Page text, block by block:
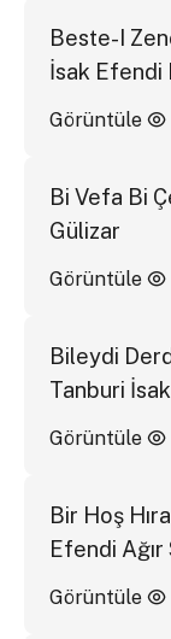
Beste-I
İsak Efendi
Görüntüle
Bi Vefa Bi
Gülizar
Görüntüle
Bileydi
Tanburi
Görüntüle
Bir Hoş
Efendi
Görüntüle